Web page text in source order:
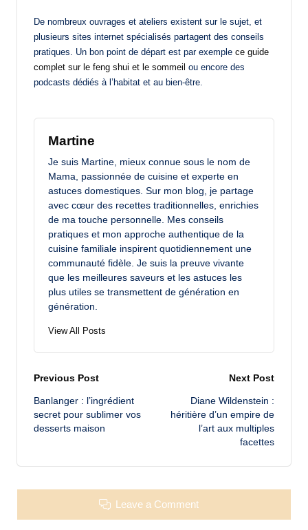
De nombreux ouvrages et ateliers existent sur le sujet, et
plusieurs sites internet spécialisés partagent des conseils
pratiques. Un bon point de départ est par exemple ce guide
complet sur le feng shui et le sommeil ou encore des
podcasts dédiés à l’habitat et au bien-être.
Martine
Je suis Martine, mieux connue sous le nom de
Mama, passionnée de cuisine et experte en
astuces domestiques. Sur mon blog, je partage
avec cœur des recettes traditionnelles, enrichies
de ma touche personnelle. Mes conseils
pratiques et mon approche authentique de la
cuisine familiale inspirent quotidiennement une
communauté fidèle. Je suis la preuve vivante
que les meilleures saveurs et les astuces les
plus utiles se transmettent de génération en
génération.
View All Posts
Post
navigation
Previous Post
Banlanger : l’ingrédient
secret pour sublimer vos
desserts maison
Next Post
Diane Wildenstein :
héritière d’un empire de
l’art aux multiples
facettes
Leave a Comment